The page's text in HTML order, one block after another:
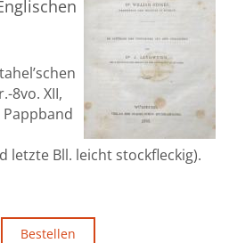
8vo. XII,
Pappband
letzte Bll. leicht stockfleckig).
Bestellen